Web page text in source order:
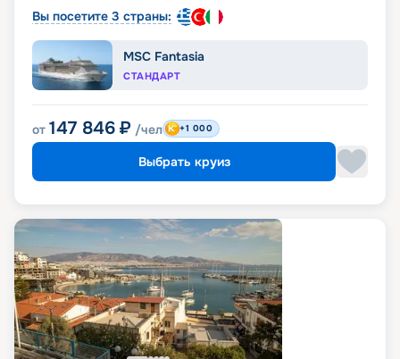
Вы посетите 3 страны:
MSC Fantasia
СТАНДАРТ
от 147 846 ₽ /чел +1 000
Выбрать круиз